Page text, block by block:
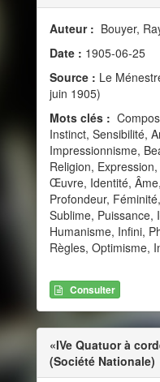
Auteur : Bouyer,
Date : 1905-06-25
Source : Le
juin 1905)
Mots clés :
Instinct, Sensibilité,
Impressionnisme,
Religion,
Œuvre, Identité,
Profondeur,
Sublime, Puissance,
Humanisme, Infini,
Règles, Optimisme,
Consulter
«IVe Quatuor à
(Société Nationale)